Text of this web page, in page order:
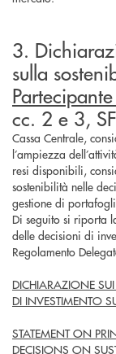
3.
sulla
cc. 2 e 3,
Cassa Centrale,
l’ampiezza
resi disponibili,
sostenibilità nelle
gestione di
Di seguito si riporta
delle decisioni di
Regolamento
DICHIARAZIONE SUI
DI INVESTIMENTO
STATEMENT ON
DECISIONS ON